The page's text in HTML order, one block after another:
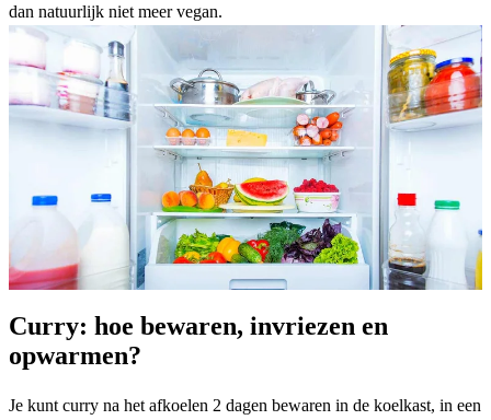
dan natuurlijk niet meer vegan.
Curry: hoe bewaren, invriezen en
opwarmen?
Je kunt curry na het afkoelen 2 dagen bewaren in de koelkast, in een